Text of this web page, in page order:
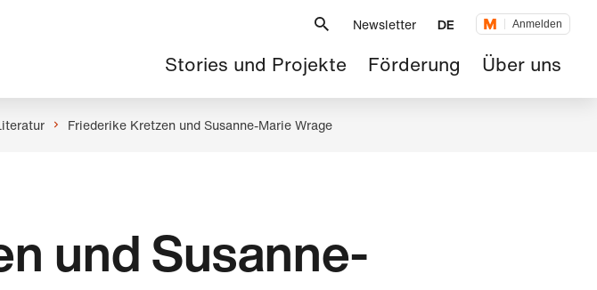
Newsletter DE Anmelden
Hauptnavigation
Stories und Projekte Förderung Über uns
Friederike Kretzen und Susanne-Marie Wrage
und Susanne-